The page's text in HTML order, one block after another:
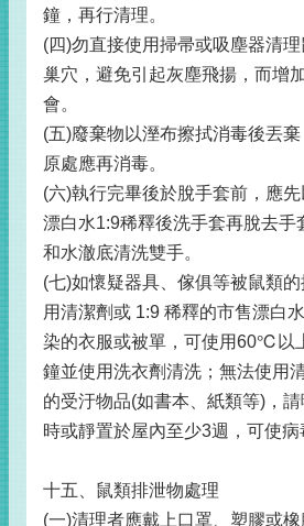
鐘，再行清理。
(四)勿直接使用掃帚或吸塵器清
巢穴，避免引起灰塵飛揚，而增
會。
(五)廢棄物以溼布擦拭消毒後丟
原處應再消毒。
(六)執行完畢後於脫手套前，應
漂白水1:9稀釋後洗手套再脫去手
和水澈底清洗雙手。
(七)如懷疑器具、傢俱等被鼠類
用清潔劑或 1:9 稀釋的市售漂白
染的衣服或被單，可使用60℃以
鐘並使用洗衣劑清洗；無法使用
的受汙物品(如書本、紙類等)，
時或靜置於屋內至少3週，可使病
十五、鼠類排泄物處理
(一)清理者應戴上口罩、塑膠或